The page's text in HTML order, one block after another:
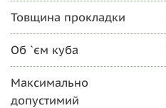
Товщина прокладки
Об `єм куба
Максимально
допустимий